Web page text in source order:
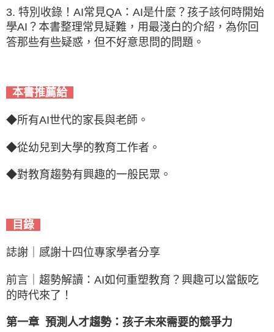
3. 特別收錄！AI常見QA：AI是什麼？孩子該何時開始
學AI？本書整理常見疑難，用最淺白的介紹，為你回
答那些有些疑惑，但不好意思問的問題。
本書推薦給
◆所有AI世代的家長與老師。
◆從幼兒到大學的教育工作者。
◆對教育趨勢有興趣的一般民眾。
目錄
誌謝｜感謝十四位專家學者分享
前言｜趨勢解讀：AI如何重塑教育？興趣可以當飯吃
的時代來了！
第一章 預測人才趨勢：孩子未來需要的競爭力